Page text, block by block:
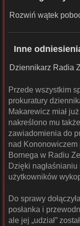
Rozwiń wątek
Inne
Dziennikarz Radia
Przede wszystkim
prokuratury
Makarewicz miał
nakreślono mu
zawiadomienia do
nad
Bornega w Radiu
Dzięki nagłaśnianiu
użytkowników
Do sprawy
posłanka i
ale jej „udział”